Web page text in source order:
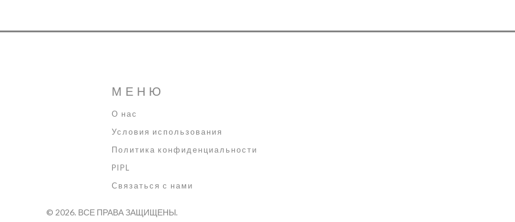
МЕНЮ
О нас
Условия использования
Политика конфиденциальности
PIPL
Связаться с нами
© 2026. ВСЕ ПРАВА ЗАЩИЩЕНЫ.